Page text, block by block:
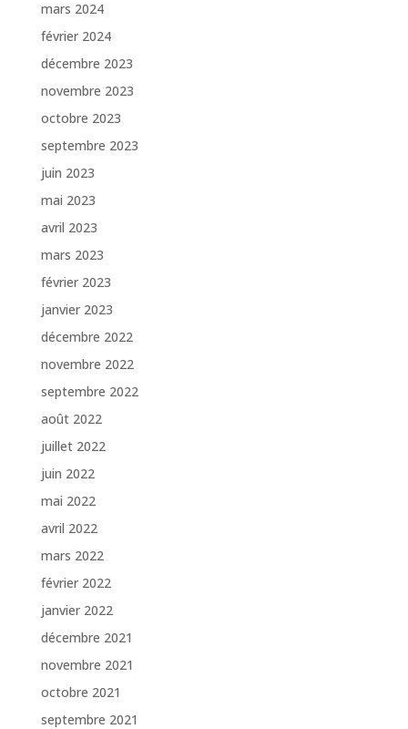
mars 2024
février 2024
décembre 2023
novembre 2023
octobre 2023
septembre 2023
juin 2023
mai 2023
avril 2023
mars 2023
février 2023
janvier 2023
décembre 2022
novembre 2022
septembre 2022
août 2022
juillet 2022
juin 2022
mai 2022
avril 2022
mars 2022
février 2022
janvier 2022
décembre 2021
novembre 2021
octobre 2021
septembre 2021